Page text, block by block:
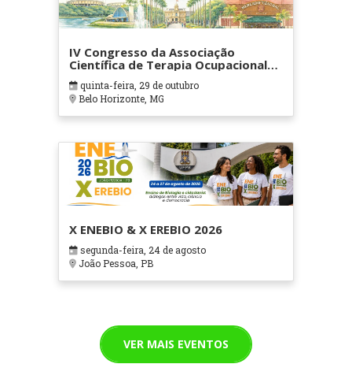
IV Congresso da Associação
Científica de Terapia Ocupacional
em Contextos Hospitalares e
Cuidados Paliativos - ATOHOSP
quinta-feira, 29 de outubro
Belo Horizonte, MG
X ENEBIO & X EREBIO 2026
segunda-feira, 24 de agosto
João Pessoa, PB
VER MAIS EVENTOS